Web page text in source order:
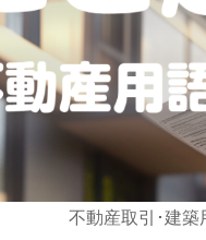
不動産取引･建築